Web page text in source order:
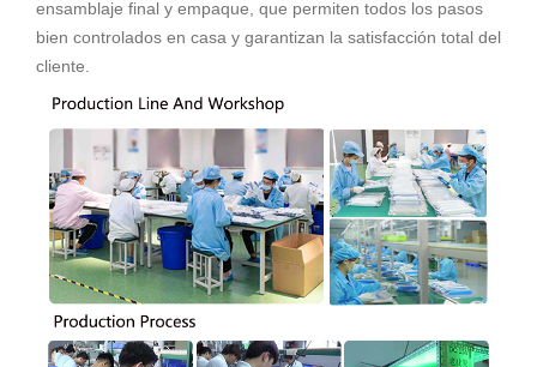
ensamblaje final y empaque, que permiten todos los pasos
bien controlados en casa y garantizan la satisfacción total del
cliente.